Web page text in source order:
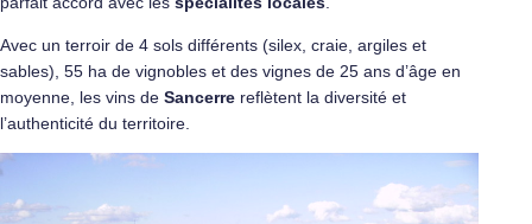
Avec un terroir de 4 sols différents (silex, craie, argiles et
sables), 55 ha de vignobles et des vignes de 25 ans d’âge en
moyenne, les vins de Sancerre reflètent la diversité et
l’authenticité du territoire.